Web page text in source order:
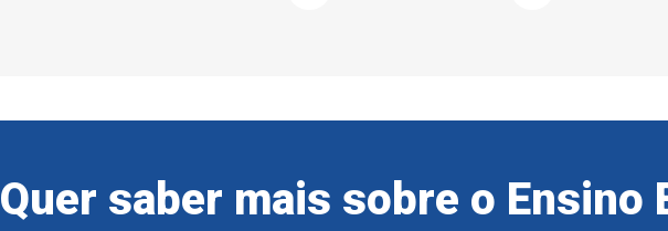
Quer saber mais sobre o Ensino